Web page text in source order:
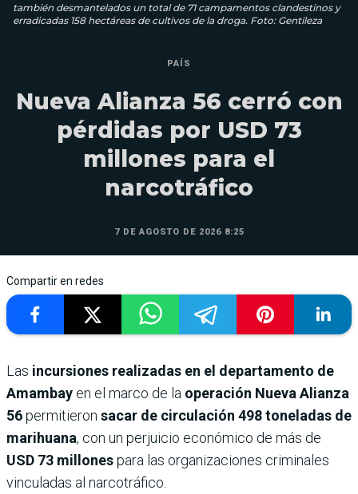
también desmantelados un total de 71 campamentos clandestinos y
erradicadas 158 hectáreas de cultivos de la droga. Foto: Gentileza
PAÍS
Nueva Alianza 56 cerró con
pérdidas por USD 73
millones para el
narcotráfico
7 DE AGOSTO DE 2026 8:25
Compartir en redes
Las incursiones realizadas en el departamento de
Amambay en el marco de la operación Nueva Alianza
56permitieron sacar de circulación 498 toneladas de
marihuana, con un perjuicio económico de más de
USD 73 millonespara las organizaciones criminales
vinculadas al narcotráfico.